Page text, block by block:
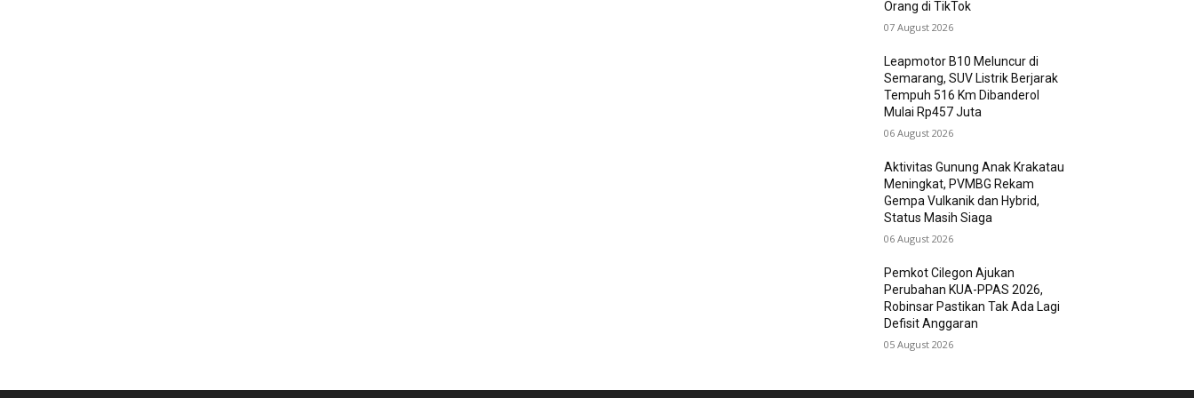
Orang di TikTok
07 August 2026
Leapmotor B10 Meluncur di
Semarang, SUV Listrik Berjarak
Tempuh 516 Km Dibanderol
Mulai Rp457 Juta
06 August 2026
Aktivitas Gunung Anak Krakatau
Meningkat, PVMBG Rekam
Gempa Vulkanik dan Hybrid,
Status Masih Siaga
06 August 2026
Pemkot Cilegon Ajukan
Perubahan KUA-PPAS 2026,
Robinsar Pastikan Tak Ada Lagi
Defisit Anggaran
05 August 2026